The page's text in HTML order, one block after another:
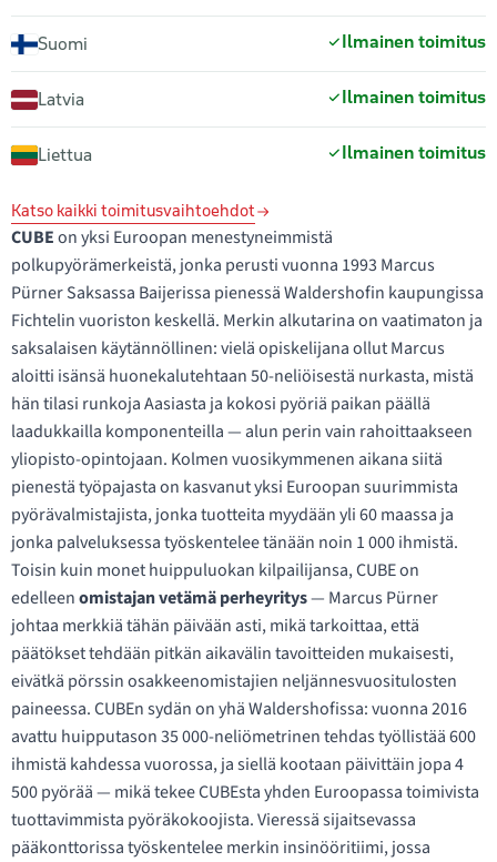
Suomi Ilmainen toimitus
Latvia Ilmainen toimitus
Liettua Ilmainen toimitus
Katso kaikki toimitusvaihtoehdot
CUBEon yksi Euroopan menestyneimmistä
polkupyörämerkeistä, jonka perusti vuonna 1993 Marcus
Pürner Saksassa Baijerissa pienessä Waldershofin kaupungissa
Fichtelin vuoriston keskellä. Merkin alkutarina on vaatimaton ja
saksalaisen käytännöllinen: vielä opiskelijana ollut Marcus
aloitti isänsä huonekalutehtaan 50-neliöisestä nurkasta, mistä
hän tilasi runkoja Aasiasta ja kokosi pyöriä paikan päällä
laadukkailla komponenteilla — alun perin vain rahoittaakseen
yliopisto-opintojaan. Kolmen vuosikymmenen aikana siitä
pienestä työpajasta on kasvanut yksi Euroopan suurimmista
pyörävalmistajista, jonka tuotteita myydään yli 60 maassa ja
jonka palveluksessa työskentelee tänään noin 1 000 ihmistä.
Toisin kuin monet huippuluokan kilpailijansa, CUBE on
edelleenomistajan vetämä perheyritys— Marcus Pürner
johtaa merkkiä tähän päivään asti, mikä tarkoittaa, että
päätökset tehdään pitkän aikavälin tavoitteiden mukaisesti,
eivätkä pörssin osakkeenomistajien neljännesvuositulosten
paineessa. CUBEn sydän on yhä Waldershofissa: vuonna 2016
avattu huipputason 35 000-neliömetrinen tehdas työllistää 600
ihmistä kahdessa vuorossa, ja siellä kootaan päivittäin jopa 4
500 pyörää — mikä tekee CUBEsta yhden Euroopassa toimivista
tuottavimmista pyöräkokoojista. Vieressä sijaitsevassa
pääkonttorissa työskentelee merkin insinööritiimi, jossa